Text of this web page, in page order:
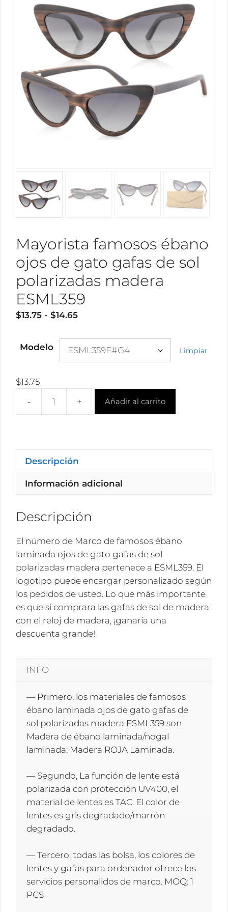
Mayorista famosos ébano
ojos de gato gafas de sol
polarizadas madera
ESML359
$13.75 - $14.65Rango
precios:
desde
Modelo Limpiar
$13.75
Mayorista
gato
gafas
madera
ESML359
cantidad
Añadir al carrito
Descripción
Información adicional
Descripción
El número de Marco de famosos ébano
laminada ojos de gato gafas de sol
polarizadas madera pertenece a ESML359. El
logotipo puede encargar personalizado según
los pedidos de usted. Lo que más importante
es que si comprara las gafas de sol de madera
con el reloj de madera, ¡ganaría una
descuenta grande!
INFO
— Primero, los materiales de famosos
ébano laminada ojos de gato gafas de
sol polarizadas madera ESML359 son
Madera de ébano laminada/nogal
laminada; Madera ROJA Laminada.
— Segundo, La función de lente está
polarizada con protección UV400, el
material de lentes es TAC. El color de
lentes es gris degradado/marrón
degradado.
— Tercero, todas las bolsa, los colores de
lentes y gafas para ordenador ofrece los
servicios personalidos de marco. MOQ: 1
PCS